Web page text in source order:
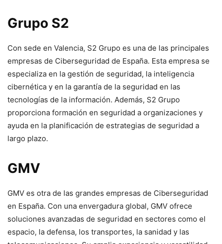
Grupo S2
Con sede en Valencia, S2 Grupo es una de las principales
empresas de Ciberseguridad de España. Esta empresa se
especializa en la gestión de seguridad, la inteligencia
cibernética y en la garantía de la seguridad en las
tecnologías de la información. Además, S2 Grupo
proporciona formación en seguridad a organizaciones y
ayuda en la planificación de estrategias de seguridad a
largo plazo.
GMV
GMV es otra de las grandes empresas de Ciberseguridad
en España. Con una envergadura global, GMV ofrece
soluciones avanzadas de seguridad en sectores como el
espacio, la defensa, los transportes, la sanidad y las